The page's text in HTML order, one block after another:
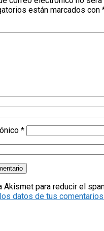
están marcados con
*
Akismet para reducir el
datos de tus comentarios.